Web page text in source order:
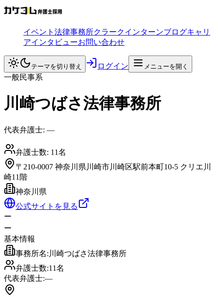
イベント 法律事務所クラークインターンブログキャリ
アインタビューお問い合わせ
テーマを切り替え ログイン メニューを開く
一般民事系
川崎つばさ法律事務所
代表弁護士: ―
弁護士数: 11名
〒210-0007 神奈川県川崎市川崎区駅前本町10-5 クリエ川
崎11階
神奈川県
公式サイトを見る
ー
ー
基本情報
事務所名: 川崎つばさ法律事務所
弁護士数:11名
代表弁護士:―